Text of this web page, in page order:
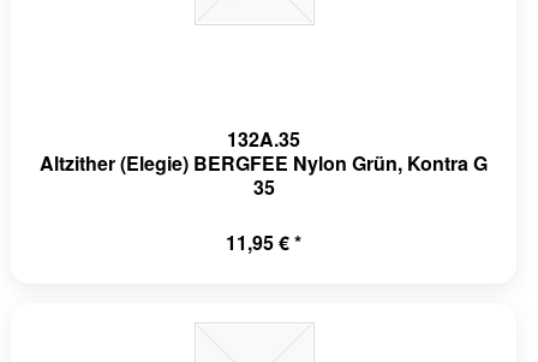
132A.35
Altzither (Elegie) BERGFEE Nylon Grün, Kontra G
35
11,95 € *